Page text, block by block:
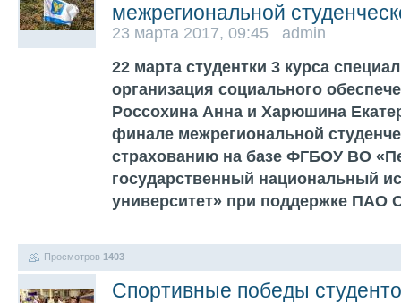
межрегиональной
23 марта 2017, 09:45 admin
22 марта студентки 3 курса
организация социального
Россохина Анна и Харюшина
финале межрегиональной
страхованию на базе ФГБОУ ВО
государственный национальный
университет» при поддержке ПАО
Просмотров 1403
Спортивные победы